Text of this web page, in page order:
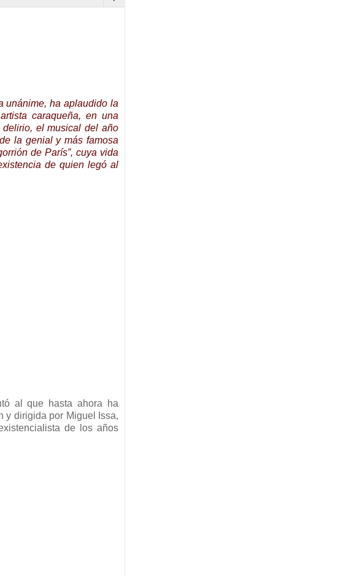
unánime, ha aplaudido la
caraqueña, en una
el musical del año
la genial y más famosa
de París”, cuya vida
de quien legó al
al que hasta ahora ha
y dirigida por Miguel Issa,
de los años